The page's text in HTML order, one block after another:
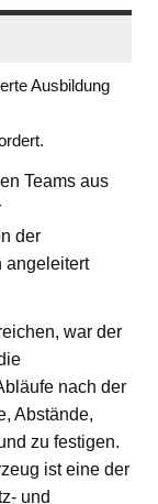
Ausbildung
Teams aus
der
angeleitert
war der
nach der
Abstände,
zu festigen.
ist eine der
und